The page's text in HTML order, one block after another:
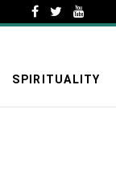
SPIRITUALITY